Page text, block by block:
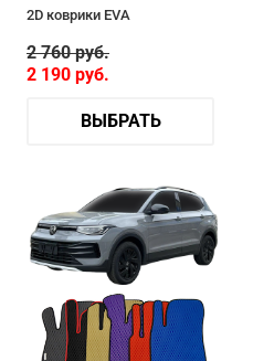
2D коврики EVA
2 760руб.
2 190 руб.
ВЫБРАТЬ